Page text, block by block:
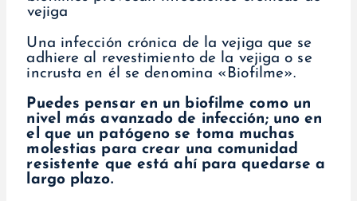
Una infección crónica de la vejiga que se
adhiere al revestimiento de la vejiga o se
incrusta en él se denomina «Biofilme».
Puedes pensar en un biofilme como un
nivel más avanzado de infección; uno en
el que un patógeno se toma muchas
molestias para crear una comunidad
resistente que está ahí para quedarse a
largo plazo.